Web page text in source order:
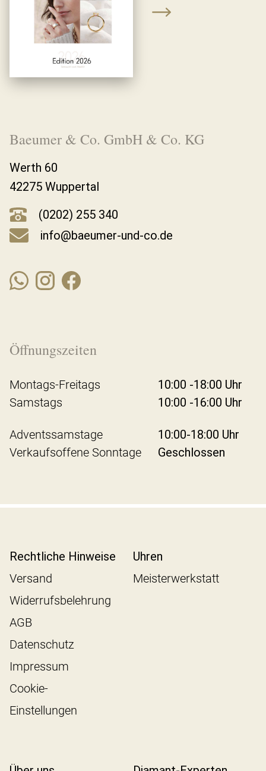
Baeumer & Co. GmbH & Co. KG
Werth 60
42275 Wuppertal
(0202) 255 340
info@baeumer-und-co.de
Öffnungszeiten
Montags-Freitags
10:00 -18:00 Uhr
Samstags
10:00 -16:00 Uhr
Adventssamstage
10:00-18:00 Uhr
Verkaufsoffene Sonntage
Geschlossen
Rechtliche Hinweise
Versand
Widerrufsbelehrung
AGB
Datenschutz
Impressum
Cookie-
Einstellungen
Uhren
Meisterwerkstatt